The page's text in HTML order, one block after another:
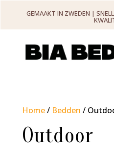
GEMAAKT IN ZWEDEN |
Home/ Bedden /
Outdoor